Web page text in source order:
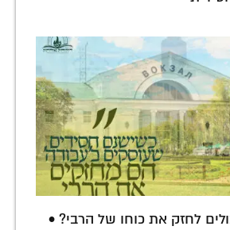
לחזק את כוחו של הרבי? •